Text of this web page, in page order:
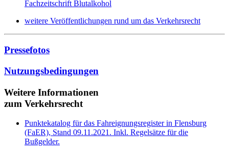
Fachzeitschrift Blutalkohol
weitere Veröffentlichungen rund um das Verkehrsrecht
Pressefotos
Nutzungsbedingungen
Weitere Informationen
zum Verkehrsrecht
Punktekatalog für das Fahreignungsregister in Flensburg
(FaER), Stand 09.11.2021. Inkl. Regelsätze für die
Bußgelder.